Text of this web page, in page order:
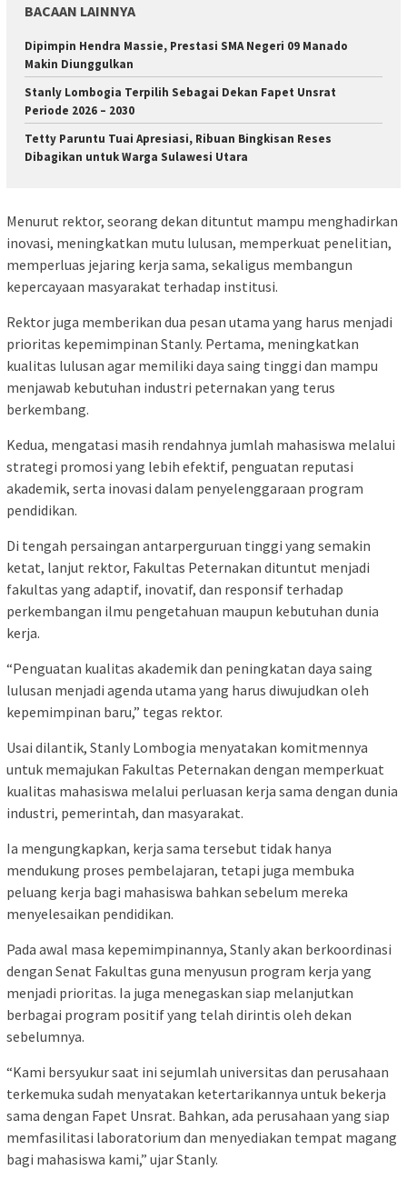
BACAAN LAINNYA
Dipimpin Hendra Massie, Prestasi SMA Negeri 09 Manado
Makin Diunggulkan
Stanly Lombogia Terpilih Sebagai Dekan Fapet Unsrat
Periode 2026 – 2030
Tetty Paruntu Tuai Apresiasi, Ribuan Bingkisan Reses
Dibagikan untuk Warga Sulawesi Utara
Menurut rektor, seorang dekan dituntut mampu menghadirkan
inovasi, meningkatkan mutu lulusan, memperkuat penelitian,
memperluas jejaring kerja sama, sekaligus membangun
kepercayaan masyarakat terhadap institusi.
Rektor juga memberikan dua pesan utama yang harus menjadi
prioritas kepemimpinan Stanly. Pertama, meningkatkan
kualitas lulusan agar memiliki daya saing tinggi dan mampu
menjawab kebutuhan industri peternakan yang terus
berkembang.
Kedua, mengatasi masih rendahnya jumlah mahasiswa melalui
strategi promosi yang lebih efektif, penguatan reputasi
akademik, serta inovasi dalam penyelenggaraan program
pendidikan.
Di tengah persaingan antarperguruan tinggi yang semakin
ketat, lanjut rektor, Fakultas Peternakan dituntut menjadi
fakultas yang adaptif, inovatif, dan responsif terhadap
perkembangan ilmu pengetahuan maupun kebutuhan dunia
kerja.
“Penguatan kualitas akademik dan peningkatan daya saing
lulusan menjadi agenda utama yang harus diwujudkan oleh
kepemimpinan baru,” tegas rektor.
Usai dilantik, Stanly Lombogia menyatakan komitmennya
untuk memajukan Fakultas Peternakan dengan memperkuat
kualitas mahasiswa melalui perluasan kerja sama dengan dunia
industri, pemerintah, dan masyarakat.
Ia mengungkapkan, kerja sama tersebut tidak hanya
mendukung proses pembelajaran, tetapi juga membuka
peluang kerja bagi mahasiswa bahkan sebelum mereka
menyelesaikan pendidikan.
Pada awal masa kepemimpinannya, Stanly akan berkoordinasi
dengan Senat Fakultas guna menyusun program kerja yang
menjadi prioritas. Ia juga menegaskan siap melanjutkan
berbagai program positif yang telah dirintis oleh dekan
sebelumnya.
“Kami bersyukur saat ini sejumlah universitas dan perusahaan
terkemuka sudah menyatakan ketertarikannya untuk bekerja
sama dengan Fapet Unsrat. Bahkan, ada perusahaan yang siap
memfasilitasi laboratorium dan menyediakan tempat magang
bagi mahasiswa kami,” ujar Stanly.